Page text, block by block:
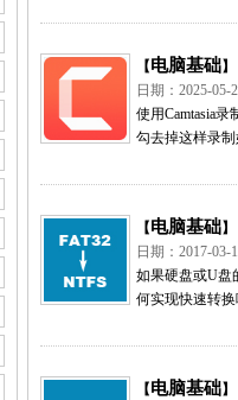
【电脑基础】
日期：2025-
使用Camtasia
勾去掉这样录
【电脑基础】
日期：2017-
如果硬盘或U盘
何实现快速转
【电脑基础】